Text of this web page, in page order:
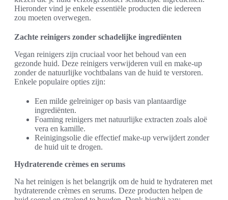
Hieronder vind je enkele essentiële producten die iedereen
zou moeten overwegen.
Zachte reinigers zonder schadelijke ingrediënten
Vegan reinigers zijn cruciaal voor het behoud van een
gezonde huid. Deze reinigers verwijderen vuil en make-up
zonder de natuurlijke vochtbalans van de huid te verstoren.
Enkele populaire opties zijn:
Een milde gelreiniger op basis van plantaardige
ingrediënten.
Foaming reinigers met natuurlijke extracten zoals aloë
vera en kamille.
Reinigingsolie die effectief make-up verwijdert zonder
de huid uit te drogen.
Hydraterende crèmes en serums
Na het reinigen is het belangrijk om de huid te hydrateren met
hydraterende crèmes en serums. Deze producten helpen de